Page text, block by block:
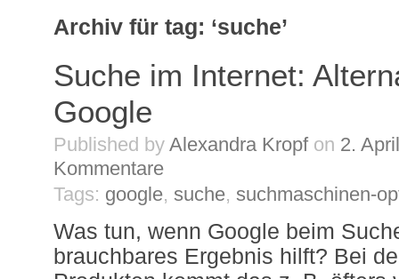
Archiv für tag: ‘suche’
Suche im Internet:
Google
Published by Alexandra Kropf on 2.
Kommentare
Tags: google, suche, suchmaschinen-
Was tun, wenn Google beim
brauchbares Ergebnis hilft? Bei